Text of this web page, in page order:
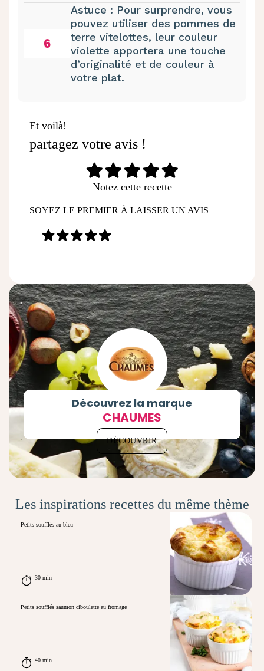
6
Astuce : Pour surprendre, vous
pouvez utiliser des pommes de
terre vitelottes, leur couleur
violette apportera une touche
d’originalité et de couleur à
votre plat.
Et voilà!
partagez votre avis !
Notez cette recette
SOYEZ LE PREMIER À LAISSER UN AVIS
-
Découvrez la marque
CHAUMES
DÉCOUVRIR
Les inspirations recettes du même thème
Petits soufflés au bleu
30 min
Petits soufflés saumon ciboulette au fromage
40 min